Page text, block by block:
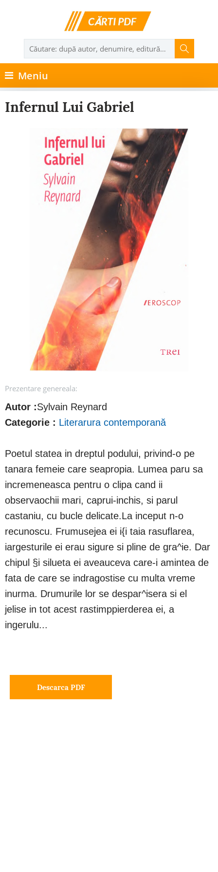
Meniu
Infernul Lui Gabriel
Prezentare genereala:
Autor :Sylvain Reynard
Categorie : Literarura contemporană
Poetul statea in dreptul podului, privind-o pe
tanara femeie care seapropia. Lumea paru sa
incremeneasca pentru o clipa cand ii
observaochii mari, caprui-inchis, si parul
castaniu, cu bucle delicate.La inceput n-o
recunoscu. Frumusejea ei i{i taia rasuflarea,
iargesturile ei erau sigure si pline de gra^ie. Dar
chipul §i silueta ei aveauceva care-i amintea de
fata de care se indragostise cu multa vreme
inurma. Drumurile lor se despar^isera si el
jelise in tot acest rastimppierderea ei, a
ingerulu...
Descarca PDF